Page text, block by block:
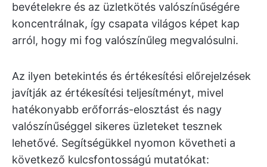
bevételekre és az üzletkötés valószínűségére
koncentrálnak, így csapata világos képet kap
arról, hogy mi fog valószínűleg megvalósulni.
Az ilyen betekintés és értékesítési előrejelzések
javítják az értékesítési teljesítményt, mivel
hatékonyabb erőforrás-elosztást és nagy
valószínűséggel sikeres üzleteket tesznek
lehetővé. Segítségükkel nyomon követheti a
következő kulcsfontosságú mutatókat: